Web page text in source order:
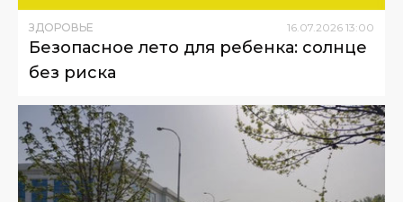
ЗДОРОВЬЕ 16.07.2026 13:00
Безопасное лето для ребенка: солнце
без риска